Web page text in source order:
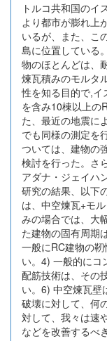
トルコ共和国のイ
より都市が膨れ上
いるが、また、こ
島に位置している
物のほとんどは、
煉瓦積みのモルタ
性を知る目的で,イ
を含み10棟以上の
た、最近の地震に
でも同様の測定を
ついては、建物の
検討を行った。さ
アダナ・ジェイハ
研究の結果、以下
は、中空煉瓦+モ
みの場合では、大
た建物の固有周期
一般にRC建物の
い。4) 一般的にコ
配筋技術は、その
い。6) 中空煉瓦壁
破壊に対して、何
対して、我々は速
などを改善するべ